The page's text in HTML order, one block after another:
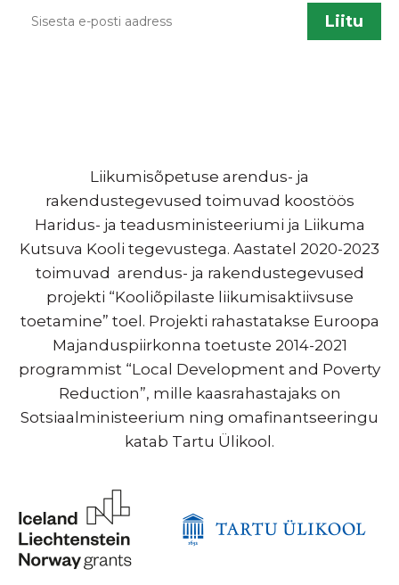
Liikumisõpetuse arendus- ja
rakendustegevused toimuvad koostöös
Haridus- ja teadusministeeriumi ja Liikuma
Kutsuva Kooli tegevustega. Aastatel 2020-2023
toimuvad arendus- ja rakendustegevused
projekti “Kooliõpilaste liikumisaktiivsuse
toetamine” toel. Projekti rahastatakse Euroopa
Majanduspiirkonna toetuste 2014-2021
programmist “Local Development and Poverty
Reduction”, mille kaasrahastajaks on
Sotsiaalministeerium ning omafinantseeringu
katab Tartu Ülikool.